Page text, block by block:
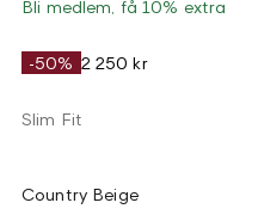
Bli medlem, få 10% extra
-50% 2 250 kr
Slim Fit
Country Beige